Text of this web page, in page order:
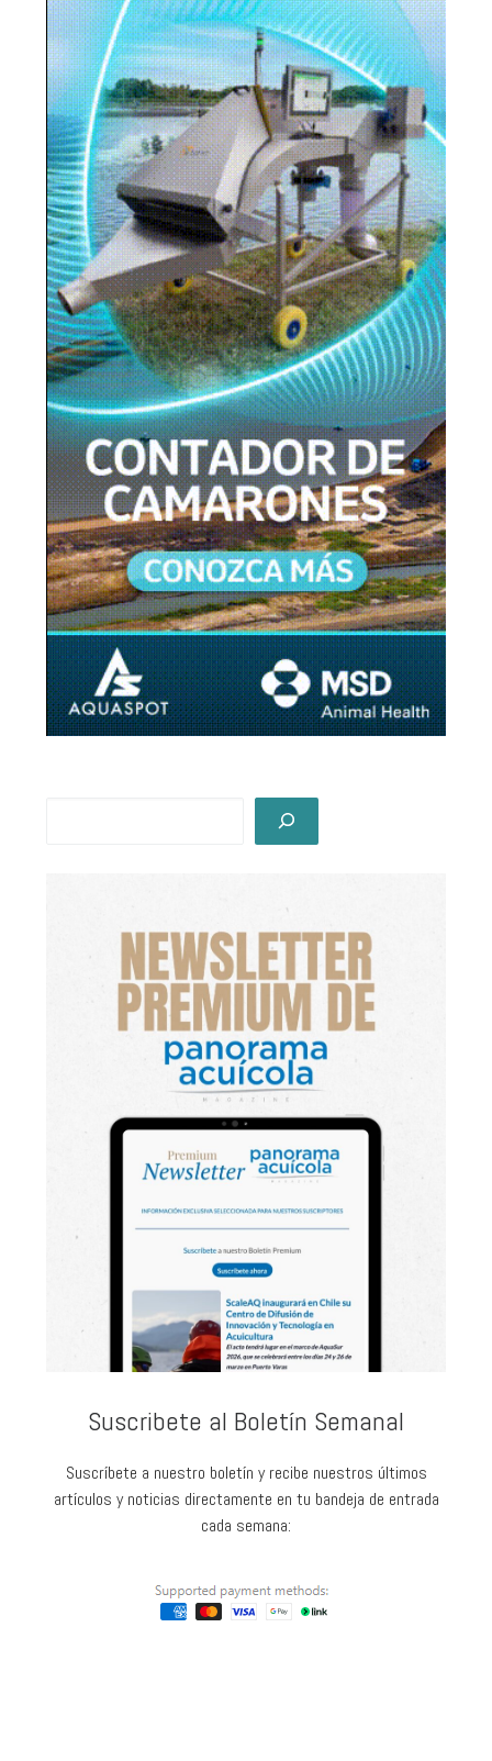
Suscribete al Boletín Semanal
Suscríbete a nuestro boletín y recibe nuestros últimos
artículos y noticias directamente en tu bandeja de entrada
cada semana: